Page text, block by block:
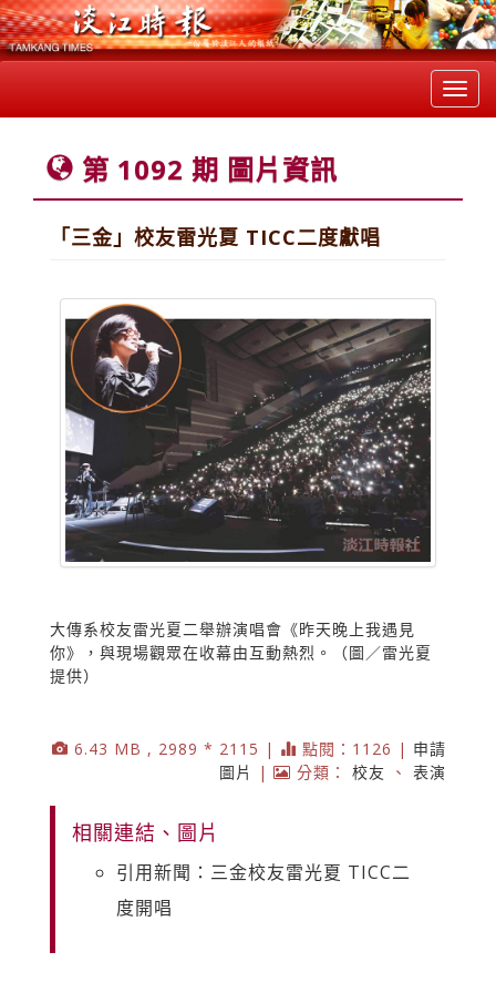
第 1092 期 圖片資訊
「三金」校友雷光夏 TICC二度獻唱
大傳系校友雷光夏二舉辦演唱會《昨天晚上我遇見
你》，與現場觀眾在收幕由互動熱烈。（圖／雷光夏
提供）
6.43 MB , 2989 * 2115 | 點閱：1126 | 申請
圖片
| 分類： 校友 、 表演
相關連結、圖片
引用新聞：三金校友雷光夏 TICC二
度開唱